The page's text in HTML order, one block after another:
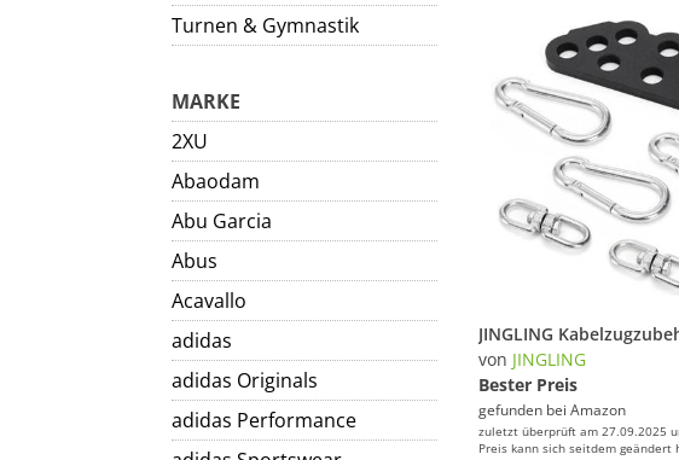
Turnen & Gymnastik
MARKE
2XU
Abaodam
Abu Garcia
Abus
Acavallo
adidas
adidas Originals
adidas Performance
von JINGLING
Bester Preis
gefunden bei Amazon
zuletzt überprüft am 27.09.2025
Preis kann sich seitdem geändert